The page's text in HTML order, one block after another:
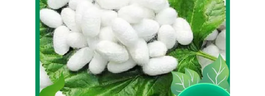
POLITIQUE